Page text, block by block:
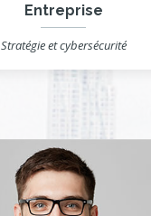
Entreprise
Stratégie et cybersécurité